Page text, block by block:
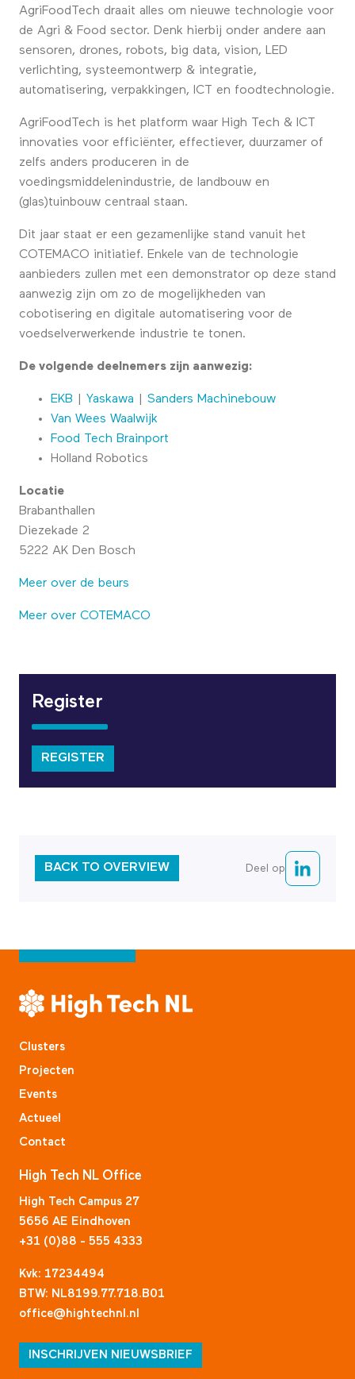
AgriFoodTech draait alles om nieuwe technologie voor
de Agri & Food sector. Denk hierbij onder andere aan
sensoren, drones, robots, big data, vision, LED
verlichting, systeemontwerp & integratie,
automatisering, verpakkingen, ICT en foodtechnologie.
AgriFoodTech is het platform waar High Tech & ICT
innovaties voor efficiënter, effectiever, duurzamer of
zelfs anders produceren in de
voedingsmiddelenindustrie, de landbouw en
(glas)tuinbouw centraal staan.
Dit jaar staat er een gezamenlijke stand vanuit het
COTEMACO initiatief. Enkele van de technologie
aanbieders zullen met een demonstrator op deze stand
aanwezig zijn om zo de mogelijkheden van
cobotisering en digitale automatisering voor de
voedselverwerkende industrie te tonen.
De volgende deelnemers zijn aanwezig:
EKB Yaskawa
Sanders Machinebouw
Van Wees Waalwijk
Food Tech Brainport
Holland Robotics
Locatie
Brabanthallen
Diezekade 2
5222 AK Den Bosch
Meer over de beurs
Meer over COTEMACO
Register
REGISTER
BACK TO OVERVIEW Deel op
Clusters
Projecten
Events
Actueel
Contact
High Tech NL Office
High Tech Campus 27
5656 AE Eindhoven
+31 (0)88 - 555 4333
Kvk: 17234494
BTW: NL8199.77.718.B01
office@hightechnl.nl
INSCHRIJVEN NIEUWSBRIEF